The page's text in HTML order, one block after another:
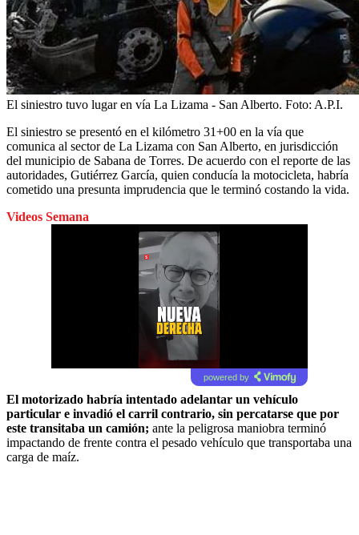
El siniestro tuvo lugar en vía La Lizama - San Alberto. Foto: A.P.I.
El siniestro se presentó en el kilómetro 31+00 en la vía que
comunica al sector de La Lizama con San Alberto, en jurisdicción
del municipio de Sabana de Torres. De acuerdo con el reporte de las
autoridades, Gutiérrez García, quien conducía la motocicleta, habría
cometido una presunta imprudencia que le terminó costando la vida.
Videos Semana
powered by
El motorizado habría intentado adelantar un vehículo
particular e invadió el carril contrario, sin percatarse que por
este transitaba un camión; ante la peligrosa maniobra terminó
impactando de frente contra el pesado vehículo que transportaba una
carga de maíz.